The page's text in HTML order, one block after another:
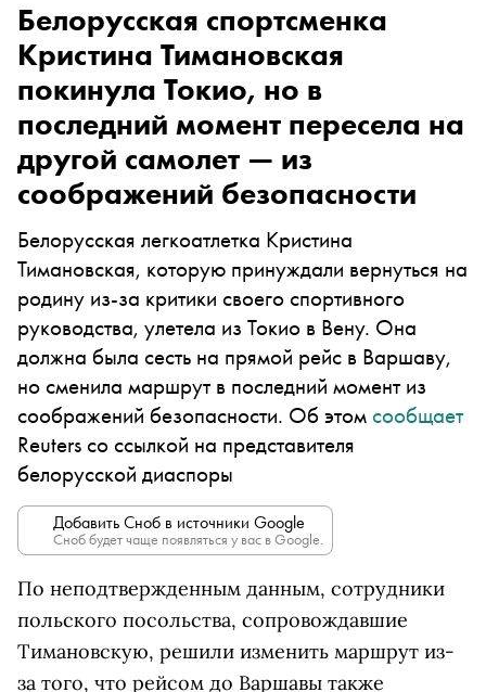
Белорусская спортсменка
Кристина Тимановская
покинула Токио, но в
последний момент пересела на
другой самолет — из
соображений безопасности
Белорусская легкоатлетка Кристина
Тимановская, которую принуждали вернуться на
родину из-за критики своего спортивного
руководства, улетела из Токио в Вену. Она
должна была сесть на прямой рейс в Варшаву,
но сменила маршрут в последний момент из
соображений безопасности. Об этомсообщает
Reuters со ссылкой на представителя
белорусской диаспоры
Добавить Сноб в источники Google
Сноб будет чаще появляться у вас в Google.
По неподтвержденным данным, сотрудники
польского посольства, сопровождавшие
Тимановскую, решили изменить маршрут из-
за того, что рейсом до Варшавы также